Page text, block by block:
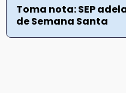
Toma nota: SEP
de Semana Santa